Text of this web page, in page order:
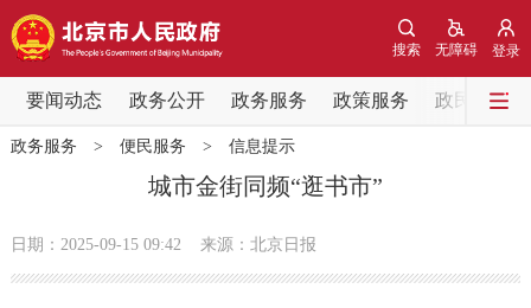
登录
无障碍
搜索
要闻动态 政务公开 政务服务 政策服务 政民互动
要闻动态
党中央精神 国务院信息
政务服务 > 便民服务 > 信息提示
城市金街同频“逛书市”
日期：2025-09-15 09:42 来源：北京日报